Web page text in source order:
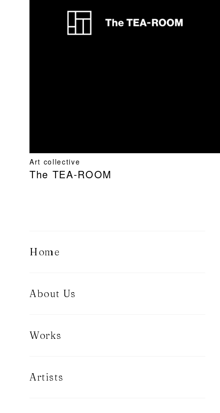
Art collective
The TEA-ROOM
Home
About Us
Works
Artists